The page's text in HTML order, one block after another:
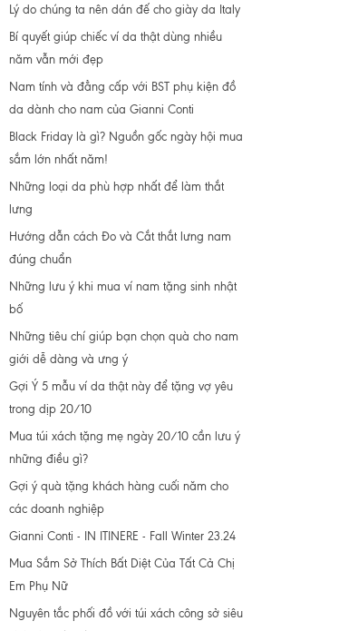
Lý do chúng ta nên dán đế cho giày da Italy
Bí quyết giúp chiếc ví da thật dùng nhiều
năm vẫn mới đẹp
Nam tính và đẳng cấp với BST phụ kiện đồ
da dành cho nam của Gianni Conti
Black Friday là gì? Nguồn gốc ngày hội mua
sắm lớn nhất năm!
Những loại da phù hợp nhất để làm thắt
lưng
Hướng dẫn cách Đo và Cắt thắt lưng nam
đúng chuẩn
Những lưu ý khi mua ví nam tặng sinh nhật
bố
Những tiêu chí giúp bạn chọn quà cho nam
giới dễ dàng và ưng ý
Gợi Ý 5 mẫu ví da thật này để tặng vợ yêu
trong dịp 20/10
Mua túi xách tặng mẹ ngày 20/10 cần lưu ý
những điều gì?
Gợi ý quà tặng khách hàng cuối năm cho
các doanh nghiệp
Gianni Conti - IN ITINERE - Fall Winter 23.24
Mua Sắm Sở Thích Bất Diệt Của Tất Cả Chị
Em Phụ Nữ
Nguyên tắc phối đồ với túi xách công sở siêu